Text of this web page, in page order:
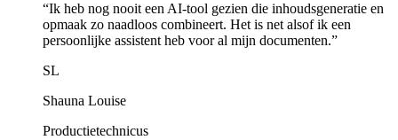
“Ik heb nog nooit een AI-tool gezien die inhoudsgeneratie en
opmaak zo naadloos combineert. Het is net alsof ik een
persoonlijke assistent heb voor al mijn documenten.”
SL
Shauna Louise
Productietechnicus